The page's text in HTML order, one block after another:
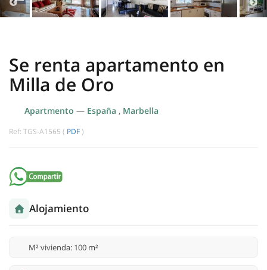
Se renta apartamento en
Milla de Oro
Apartmento — España , Marbella
Ref: TGS-A1565 ( PDF )
Alojamiento
M² vivienda: 100 m²